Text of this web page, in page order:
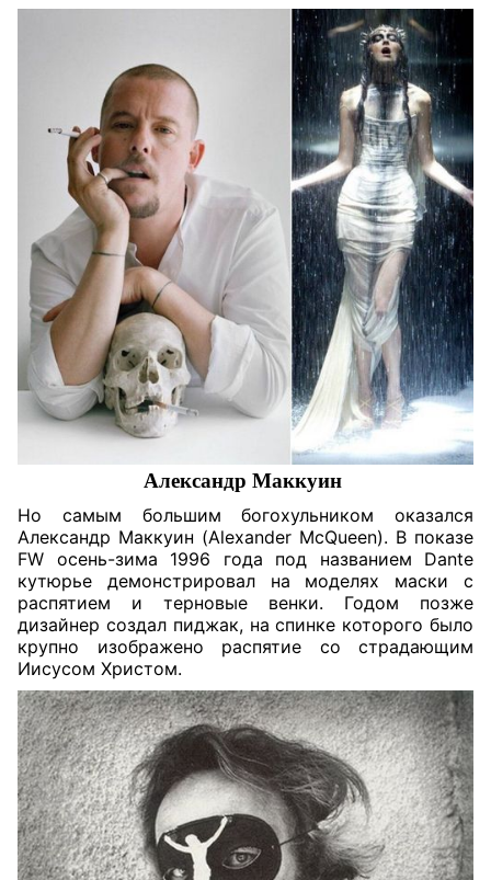
Александр Маккуин
Но самым большим богохульником оказался
Александр Маккуин (Alexander McQueen). В показе
FW осень-зима 1996 года под названием Dante
кутюрье демонстрировал на моделях маски с
распятием и терновые венки. Годом позже
дизайнер создал пиджак, на спинке которого было
крупно изображено распятие со страдающим
Иисусом Христом.